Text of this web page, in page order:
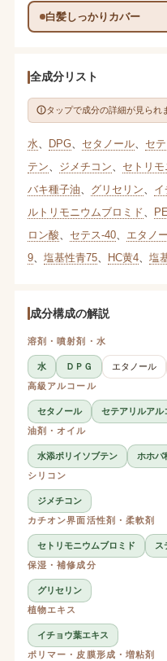
白髪しっかりカバー
全成分リスト
タップで成分の詳細が見られ
水 DPG、 セタノール、 セ
テン
ジメチコン セトリ
バキ種子油
グリセリン イ
ルトリモニウムブロミド
ロン酸
セテス-40、 エタノ
9、 塩基性青75、 HC黄4、 塩
成分構成の解説
溶剤・噴射剤・水
水 ＤＰＧ エタノール
高級アルコール
セタノール
セテアリルアル
油剤・オイル
水添ポリイソブテン ホホバ
シリコン
ジメチコン
カチオン界面活性剤・柔軟剤
セトリモニウムブロミド
ス
保湿・補修成分
グリセリン
植物エキス
イチョウ葉エキス
ポリマー・皮膜形成・増粘剤